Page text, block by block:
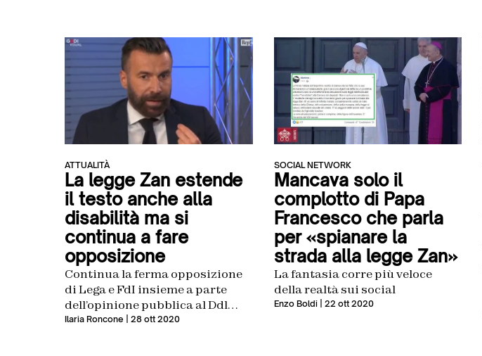
Chi siamo
ATTUALITÀ
La legge Zan estende
il testo anche alla
disabilità ma si
continua a fare
opposizione
Continua la ferma opposizione
di Lega e FdI insieme a parte
dell’opinione pubblica al Ddl
Zan, che ora vorrebbe tutelare
Ilaria Roncone | 28 ott 2020
SOCIAL NETWORK
Mancava solo il
complotto di Papa
Francesco che parla
per «spianare la
strada alla legge Zan»
La fantasia corre più veloce
della realtà sui social
Enzo Boldi| 22 ott 2020